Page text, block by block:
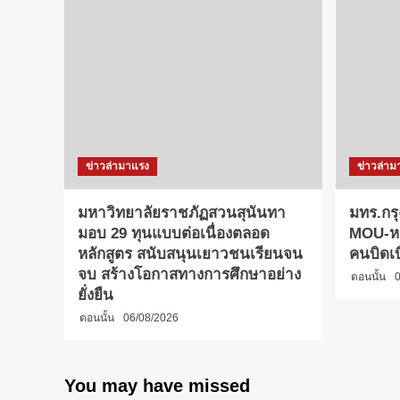
ข่าวล่ามาแรง
มหาวิทยาลัยราชภัฏสวนสุนันทา
มอบ 29 ทุนแบบต่อเนื่องตลอด
หลักสูตร สนับสนุนเยาวชนเรียนจน
จบ สร้างโอกาสทางการศึกษาอย่าง
ยั่งยืน
ตอนนั้น 06/08/2026
ข่าวล่าม
มทร.ก
MOU-
คนบิดเ
ตอนนั้น
You may have missed